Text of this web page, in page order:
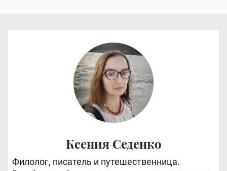
Ксения Седенко
Филолог, писатель и путешественница.